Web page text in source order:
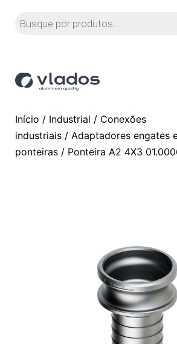
Início / Industrial / Conexões
industriais / Adaptadores engates
ponteiras / Ponteira A2 4X3